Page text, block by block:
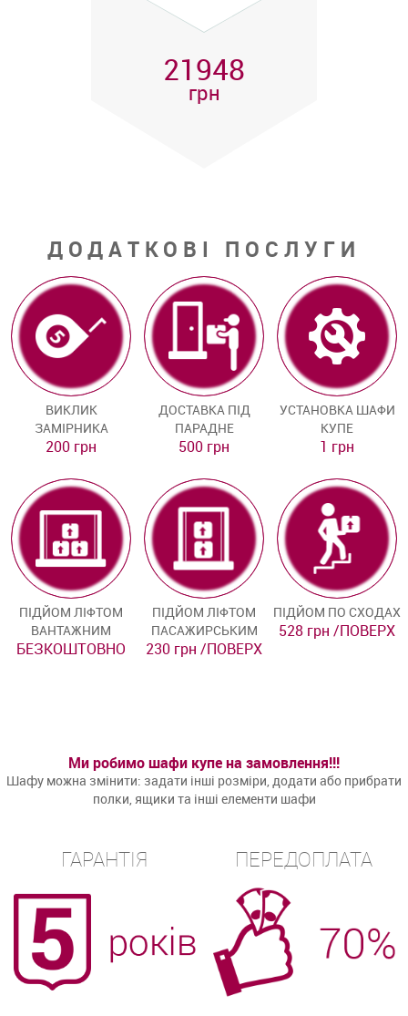
21948
грн
ДОДАТКОВІ ПОСЛУГИ
ВИКЛИК
ЗАМІРНИКА
200 грн
ДОСТАВКА ПІД
ПАРАДНЕ
500 грн
УСТАНОВКА ШАФИ
КУПЕ
1 грн
ПІДЙОМ ЛІФТОМ
ВАНТАЖНИМ
БЕЗКОШТОВНО
ПІДЙОМ ЛІФТОМ
ПАСАЖИРСЬКИМ
230 грн /ПОВЕРХ
ПІДЙОМ ПО СХОДАХ
528 грн /ПОВЕРХ
Ми робимо шафи купе на замовлення!!!
Шафу можна змінити: задати інші розміри, додати або прибрати
полки, ящики та інші елементи шафи
ГАРАНТІЯ ПЕРЕДОПЛАТА